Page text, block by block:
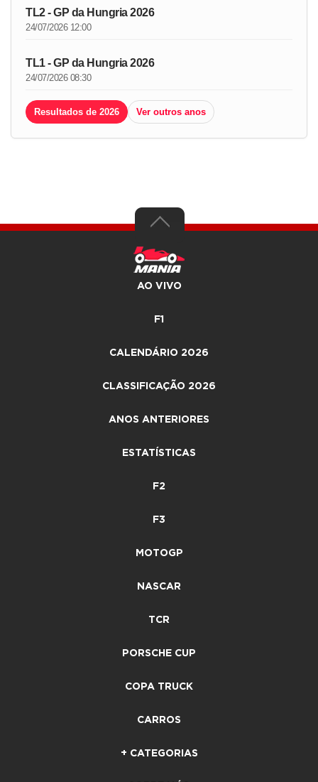
TL2 - GP da Hungria 2026
24/07/2026 12:00
TL1 - GP da Hungria 2026
24/07/2026 08:30
Resultados de 2026 Ver outros anos
AO VIVO
F1
CALENDÁRIO 2026
CLASSIFICAÇÃO 2026
ANOS ANTERIORES
ESTATÍSTICAS
F2
F3
MOTOGP
NASCAR
TCR
PORSCHE CUP
COPA TRUCK
CARROS
+ CATEGORIAS